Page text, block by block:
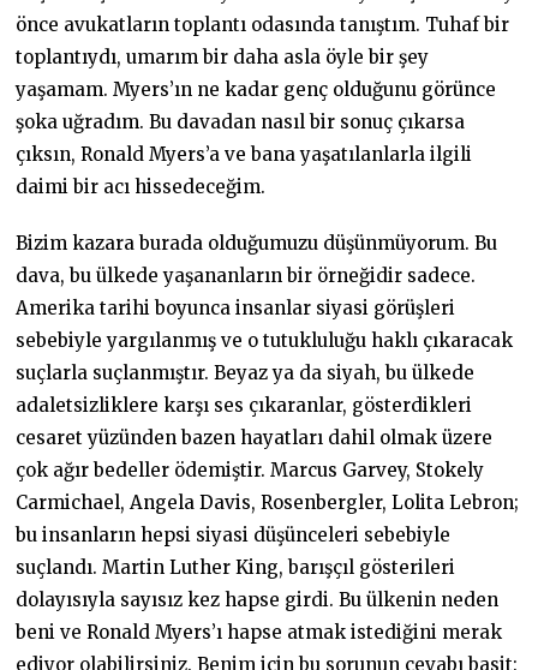
önce avukatların toplantı odasında tanıştım. Tuhaf bir
toplantıydı, umarım bir daha asla öyle bir şey
yaşamam. Myers’ın ne kadar genç olduğunu görünce
şoka uğradım. Bu davadan nasıl bir sonuç çıkarsa
çıksın, Ronald Myers’a ve bana yaşatılanlarla ilgili
daimi bir acı hissedeceğim.
Bizim kazara burada olduğumuzu düşünmüyorum. Bu
dava, bu ülkede yaşananların bir örneğidir sadece.
Amerika tarihi boyunca insanlar siyasi görüşleri
sebebiyle yargılanmış ve o tutukluluğu haklı çıkaracak
suçlarla suçlanmıştır. Beyaz ya da siyah, bu ülkede
adaletsizliklere karşı ses çıkaranlar, gösterdikleri
cesaret yüzünden bazen hayatları dahil olmak üzere
çok ağır bedeller ödemiştir. Marcus Garvey, Stokely
Carmichael, Angela Davis, Rosenbergler, Lolita Lebron;
bu insanların hepsi siyasi düşünceleri sebebiyle
suçlandı. Martin Luther King, barışçıl gösterileri
dolayısıyla sayısız kez hapse girdi. Bu ülkenin neden
beni ve Ronald Myers’ı hapse atmak istediğini merak
ediyor olabilirsiniz. Benim için bu sorunun cevabı basit: